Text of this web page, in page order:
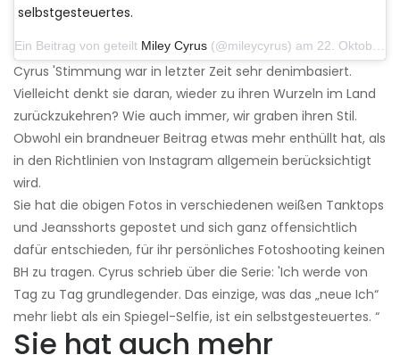
selbstgesteuertes.
Ein Beitrag von geteilt Miley Cyrus (@mileycyrus) am 22. Oktober 2019 um 11:39 Uhr PDT
Cyrus 'Stimmung war in letzter Zeit sehr denimbasiert.
Vielleicht denkt sie daran, wieder zu ihren Wurzeln im Land
zurückzukehren? Wie auch immer, wir graben ihren Stil.
Obwohl ein brandneuer Beitrag etwas mehr enthüllt hat, als
in den Richtlinien von Instagram allgemein berücksichtigt
wird.
Sie hat die obigen Fotos in verschiedenen weißen Tanktops
und Jeansshorts gepostet und sich ganz offensichtlich
dafür entschieden, für ihr persönliches Fotoshooting keinen
BH zu tragen. Cyrus schrieb über die Serie: 'Ich werde von
Tag zu Tag grundlegender. Das einzige, was das „neue Ich“
mehr liebt als ein Spiegel-Selfie, ist ein selbstgesteuertes. “
Sie hat auch mehr